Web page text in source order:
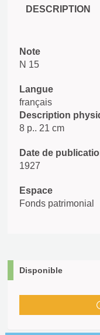
DESCRIPTION
Note
N 15
Langue
français
Description
8 p.. 21 cm
Date de
1927
Espace
Fonds patrimonial
Disponible